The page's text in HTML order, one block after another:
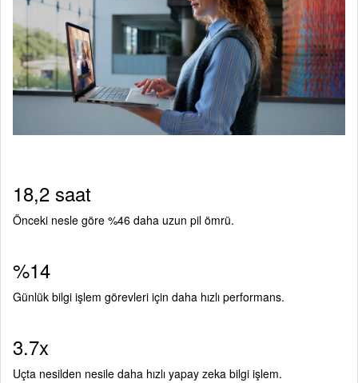
18,2 saat
Önceki nesle göre %46 daha uzun pil ömrü.
%14
Günlük bilgi işlem görevleri için daha hızlı performans.
3.7x
Uçta nesilden nesile daha hızlı yapay zeka bilgi işlem.